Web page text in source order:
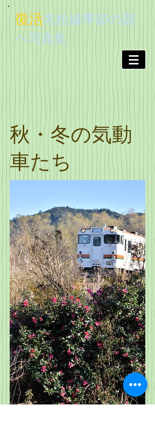
復活名松線季節の調
べ写真集
秋・冬の気動
車たち